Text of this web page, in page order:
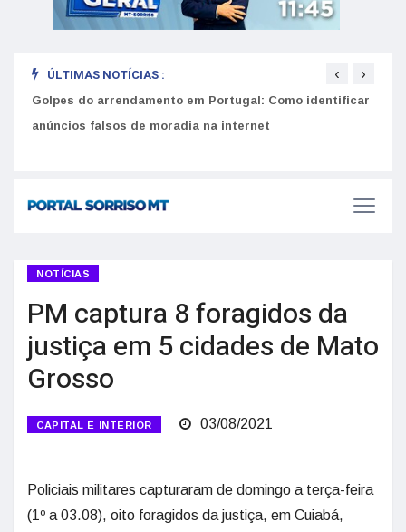
ÚLTIMAS NOTÍCIAS :
Golpes do arrendamento em Portugal: Como identificar
anúncios falsos de moradia na internet
‹ ›
NOTÍCIAS
PM captura 8 foragidos da
justiça em 5 cidades de Mato
Grosso
CAPITAL E INTERIOR 03/08/2021
Policiais militares capturaram de domingo a terça-feira
(1º a 03.08), oito foragidos da justiça, em Cuiabá,